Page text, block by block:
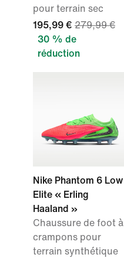
pour terrain sec
195,99 € 279,99 €
30 % de
réduction
Nike Phantom 6 Low
Elite « Erling
Haaland »
Chaussure de foot à
crampons pour
terrain synthétique